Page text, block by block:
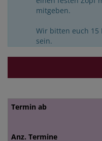
mitgeben.
Wir bitten euch 15
sein.